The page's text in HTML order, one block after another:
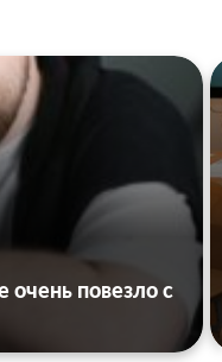
повезло с